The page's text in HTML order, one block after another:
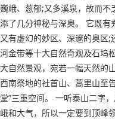
巍峨、葱郁;又多溪泉，故而
添了几分神秘与深奥。 它既有
又有虚幻的妙区、深邃的奥区
河金带等十大自然奇观及石坞
大自然景观，宛若一幅天然的
西南祭地的社首山、蒿里山至
堂”三重空间。 一听泰山二字
峨和大气，所以一定要到顶峰